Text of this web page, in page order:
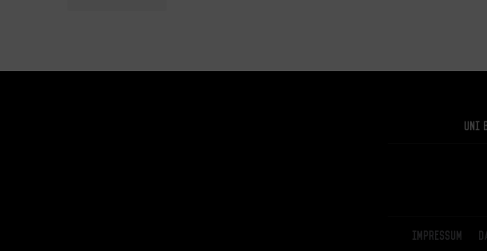
Uni
Impressum